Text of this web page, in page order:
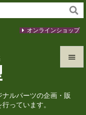
ルパーツの企画・販
行っています。


オンラインショップ